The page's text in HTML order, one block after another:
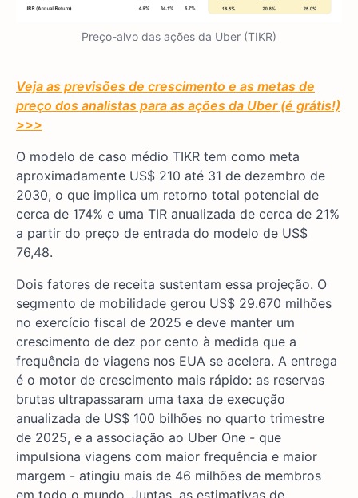
Preço-alvo das ações da Uber (TIKR)
Veja as previsões de crescimento e as metas de
preço dos analistas para as ações da Uber (é grátis!)
>>>
O modelo de caso médio TIKR tem como meta
aproximadamente US$ 210 até 31 de dezembro de
2030, o que implica um retorno total potencial de
cerca de 174% e uma TIR anualizada de cerca de 21%
a partir do preço de entrada do modelo de US$
76,48.
Dois fatores de receita sustentam essa projeção. O
segmento de mobilidade gerou US$ 29.670 milhões
no exercício fiscal de 2025 e deve manter um
crescimento de dez por cento à medida que a
frequência de viagens nos EUA se acelera. A entrega
é o motor de crescimento mais rápido: as reservas
brutas ultrapassaram uma taxa de execução
anualizada de US$ 100 bilhões no quarto trimestre
de 2025, e a associação ao Uber One - que
impulsiona viagens com maior frequência e maior
margem - atingiu mais de 46 milhões de membros
em todo o mundo. Juntas, as estimativas de